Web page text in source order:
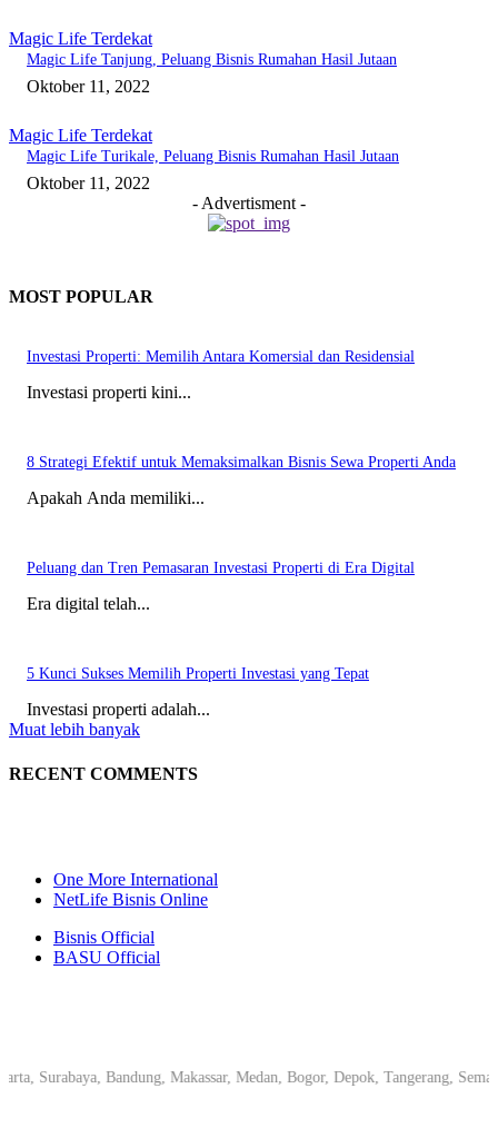
Magic Life Terdekat
Magic Life Tanjung, Peluang Bisnis Rumahan Hasil Jutaan
Oktober 11, 2022
Magic Life Terdekat
Magic Life Turikale, Peluang Bisnis Rumahan Hasil Jutaan
Oktober 11, 2022
- Advertisment -
MOST POPULAR
Investasi Properti: Memilih Antara Komersial dan Residensial
Investasi properti kini...
8 Strategi Efektif untuk Memaksimalkan Bisnis Sewa Properti Anda
Apakah Anda memiliki...
Peluang dan Tren Pemasaran Investasi Properti di Era Digital
Era digital telah...
5 Kunci Sukses Memilih Properti Investasi yang Tepat
Investasi properti adalah...
Muat lebih banyak
RECENT COMMENTS
One More International
NetLife Bisnis Online
Bisnis Official
BASU Official
Bandung, Makassar, Medan, Bogor, Depok, Tangerang, Semarang,